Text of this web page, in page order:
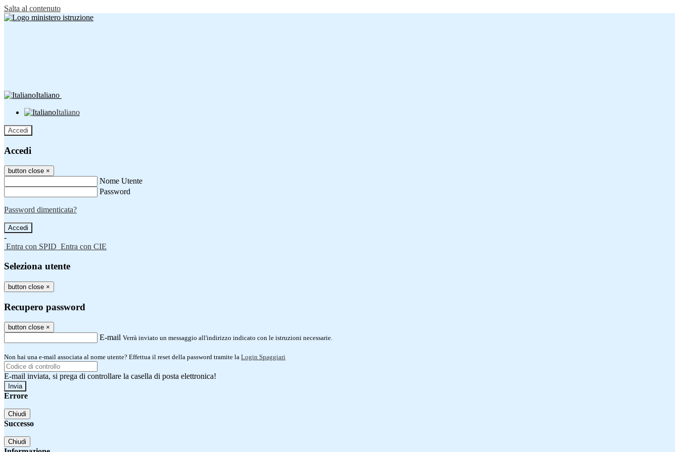
Salta al contenuto
Italiano
Italiano
Accedi
Accedi
button close ×
Nome Utente
Password
Password dimenticata?
-
Entra con SPID Entra con CIE
Seleziona utente
button close ×
Recupero password
button close ×
E-mail Verrà inviato un messaggio all'indirizzo indicato con le istruzioni necessarie.
Non hai una e-mail associata al nome utente? Effettua il reset della password tramite la Login Spaggiari
E-mail inviata, si prega di controllare la casella di posta elettronica!
Errore
Chiudi
Successo
Chiudi